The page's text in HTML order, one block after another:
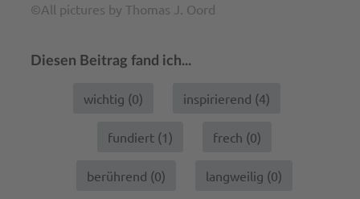
©All pictures by Thomas J. Oord
Diesen Beitrag fand ich...
wichtig (0) inspirierend (4)
fundiert (1) frech (0)
berührend (0) langweilig (0)